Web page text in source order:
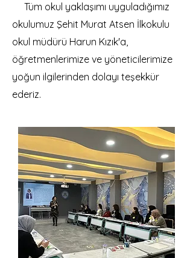
Tüm okul yaklaşımı uyguladığımız
okulumuz Şehit Murat Atsen İlkokulu
okul müdürü Harun Kızık'a,
öğretmenlerimize ve yöneticilerimize
yoğun ilgilerinden dolayı teşekkür
ederiz.